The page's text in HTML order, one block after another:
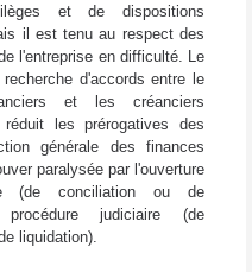
et de dispositions
il est tenu au respect des
l'entreprise en difficulté. Le
d'accords entre le
et les créanciers
les prérogatives des
générale des finances
paralysée par l'ouverture
(de conciliation ou de
judiciaire (de
liquidation).